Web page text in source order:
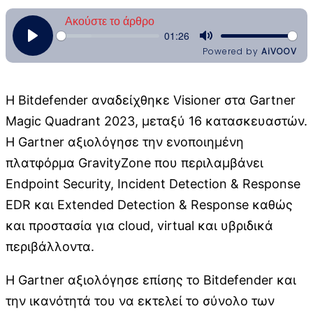
Η Bitdefender αναδείχθηκε Visioner στα Gartner
Magic Quadrant 2023, μεταξύ 16 κατασκευαστών.
Η Gartner αξιολόγησε την ενοποιημένη
πλατφόρμα GravityZone που περιλαμβάνει
Endpoint Security, Incident Detection & Response
EDR και Extended Detection & Response καθώς
και προστασία για cloud, virtual και υβριδικά
περιβάλλοντα.
Η Gartner αξιολόγησε επίσης το Bitdefender και
την ικανότητά του να εκτελεί το σύνολο των